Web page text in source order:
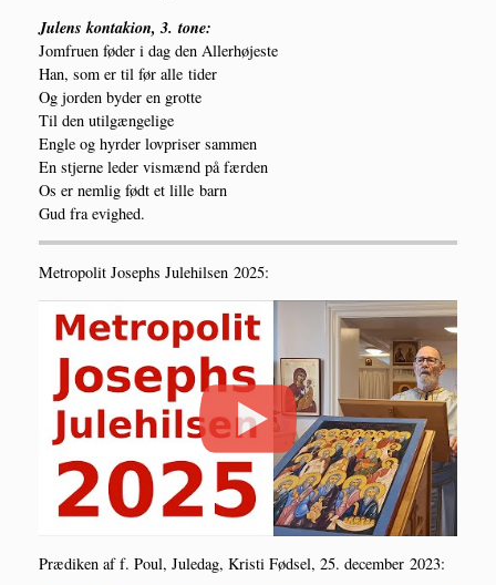
Julens kon­takion, 3. tone:
Jom­fru­en føder i dag den Aller­hø­je­ste
Han, som er til før alle tider
Og jor­den byder en grot­te
Til den util­gæn­ge­li­ge
Eng­le og hyr­der lov­pri­ser sam­men
En stjer­ne leder vis­mænd på fær­den
Os er nem­lig født et lil­le barn
Gud fra evighed.
Metro­po­lit Josep­hs Jule­hil­sen 2025:
Præ­di­ken af f. Poul, Jule­dag, Kri­sti Fød­sel, 25. decem­ber 2023: